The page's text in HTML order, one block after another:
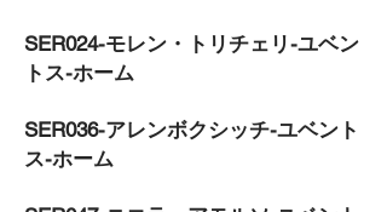
SER024-モレン・トリチェリ-ユベン
トス-ホーム
SER036-アレンボクシッチ-ユベント
ス-ホーム